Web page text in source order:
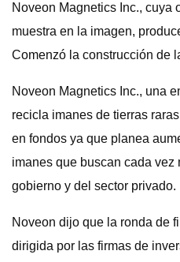
Noveon Magnetics Inc., cuya
muestra en la imagen,
Comenzó la construcción de
Noveon Magnetics Inc., una
recicla imanes de tierras
en fondos ya que planea
imanes que buscan cada vez
gobierno y del sector privado.
Noveon dijo que la ronda de
dirigida por las firmas de